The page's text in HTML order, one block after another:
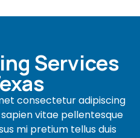
Services
consectetur adipiscing
vitae pellentesque
mi pretium tellus duis